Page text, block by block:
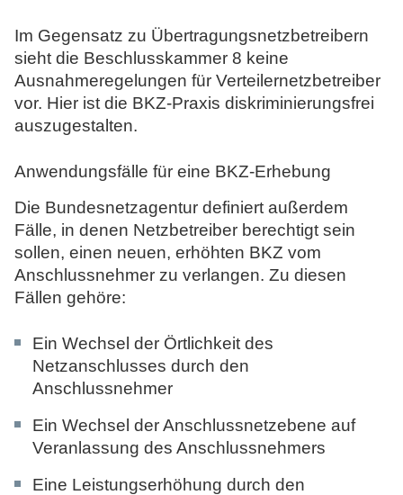
Im Gegensatz zu Übertragungsnetzbetreibern
sieht die Beschlusskammer 8 keine
Ausnahmeregelungen für Verteilernetzbetreiber
vor. Hier ist die BKZ-Praxis diskriminierungsfrei
auszugestalten.
Anwendungsfälle für eine BKZ-Erhebung
Die Bundesnetzagentur definiert außerdem
Fälle, in denen Netzbetreiber berechtigt sein
sollen, einen neuen, erhöhten BKZ vom
Anschlussnehmer zu verlangen. Zu diesen
Fällen gehöre:
Ein Wechsel der Örtlichkeit des
Netzanschlusses durch den
Anschlussnehmer
Ein Wechsel der Anschlussnetzebene auf
Veranlassung des Anschlussnehmers
Eine Leistungserhöhung durch den